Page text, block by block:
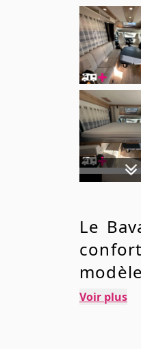
Le
Avec
Voir plus